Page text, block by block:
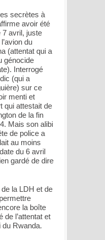
secrètes à
avoir été
7 avril, juste
du
(attentat qui a
génocide
Interrogé
(qui a
sur ce
menti et
qui attestait de
de la fin
Mais son alibi
de police a
au moins
du 6 avril
gardé de dire
la LDH et de
la boîte
de l’attentat et
du Rwanda.